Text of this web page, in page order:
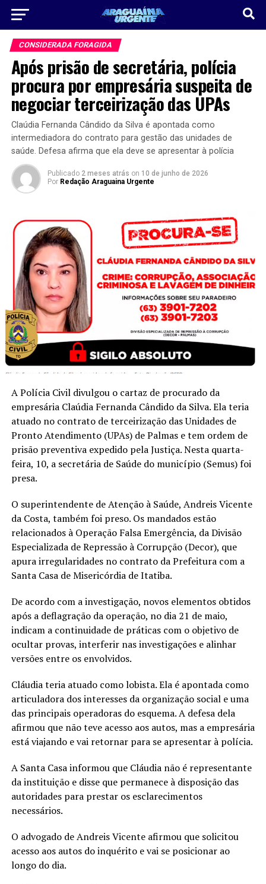
CONSIDERADA FORAGIDA
Após prisão de secretária, polícia
procura por empresária suspeita de
negociar terceirização das UPAs
Claúdia Fernanda Cândido da Silva é apontada como
intermediadora do contrato para gestão das unidades de
saúde. Defesa afirma que ela deve se apresentar à polícia
Publicado 2 meses atrás on 10 de junho de 2026
Por Redação Araguaina Urgente
A Polícia Civil divulgou o cartaz de procurado da
empresária Claúdia Fernanda Cândido da Silva. Ela teria
atuado no contrato de terceirização das Unidades de
Pronto Atendimento (UPAs) de Palmas e tem ordem de
prisão preventiva expedido pela Justiça. Nesta quarta-
feira, 10, a secretária de Saúde do município (Semus) foi
presa.
O superintendente de Atenção à Saúde, Andreis Vicente
da Costa, também foi preso. Os mandados estão
relacionados à Operação Falsa Emergência, da Divisão
Especializada de Repressão à Corrupção (Decor), que
apura irregularidades no contrato da Prefeitura com a
Santa Casa de Misericórdia de Itatiba.
De acordo com a investigação, novos elementos obtidos
após a deflagração da operação, no dia 21 de maio,
indicam a continuidade de práticas com o objetivo de
ocultar provas, interferir nas investigações e alinhar
versões entre os envolvidos.
Cláudia teria atuado como lobista. Ela é apontada como
articuladora dos interesses da organização social e uma
das principais operadoras do esquema. A defesa dela
afirmou que não teve acesso aos autos, mas a empresária
está viajando e vai retornar para se apresentar à polícia.
A Santa Casa informou que Cláudia não é representante
da instituição e disse que permanece à disposição das
autoridades para prestar os esclarecimentos
necessários.
O advogado de Andreis Vicente afirmou que solicitou
acesso aos autos do inquérito e vai se posicionar ao
longo do dia.